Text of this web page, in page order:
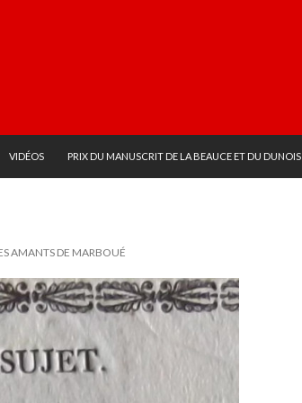
VIDÉOS PRIX DU MANUSCRIT DE LA BEAUCE ET DU DUNOIS
AMANTS DE MARBOUÉ